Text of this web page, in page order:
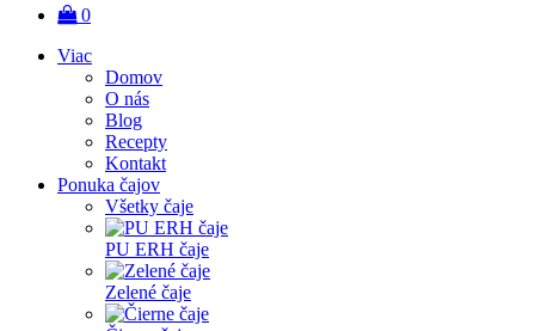
0
Viac
Domov
O nás
Blog
Recepty
Kontakt
Ponuka čajov
Všetky čaje
PU ERH čaje
Zelené čaje